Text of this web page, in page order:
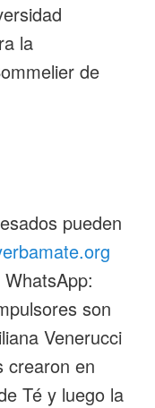
la
de
pueden
son
Venerucci
crearon en
Té y luego la